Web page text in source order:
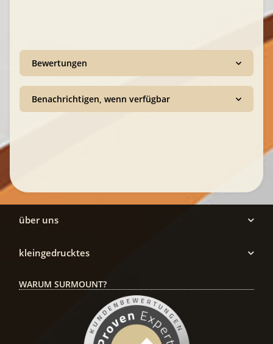
Bewertungen
Benachrichtigen, wenn verfügbar
über uns
kleingedrucktes
WARUM SURMOUNT?